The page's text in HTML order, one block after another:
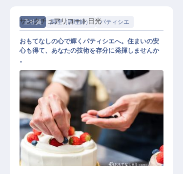
正社員 調理（調理師） パティシエ
ペストリー
サンクチュアリコート日光
おもてなしの心で輝くパティシエへ。住まいの安
心も得て、あなたの技術を存分に発揮しませんか
。